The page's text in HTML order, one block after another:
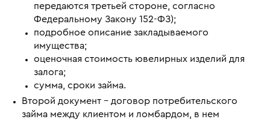
передаются третьей стороне, согласно
Федеральному Закону 152-ФЗ);
подробное описание закладываемого
имущества;
оценочная стоимость ювелирных изделий для
залога;
сумма, сроки займа.
Второй документ – договор потребительского
займа между клиентом и ломбардом, в нем